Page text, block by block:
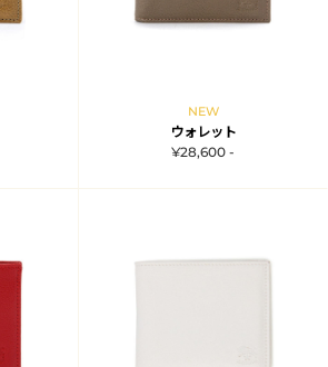
NEW
ウォレット
¥28,600 -